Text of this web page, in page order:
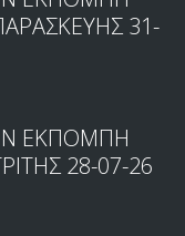
31-
ΕΚΠΟΜΠΗ
28-07-26